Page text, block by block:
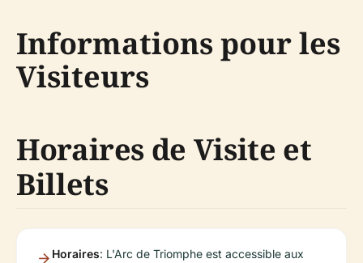
Informations pour les
Visiteurs
Horaires de Visite et
Billets
Horaires: L'Arc de Triomphe est accessible aux